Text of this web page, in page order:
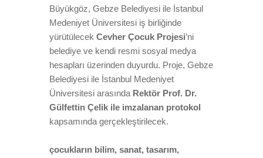
Büyükgöz, Gebze Belediyesi ile İstanbul
Medeniyet Üniversitesi iş birliğinde
yürütülecek Cevher Çocuk Projesi’ni
belediye ve kendi resmi sosyal medya
hesapları üzerinden duyurdu. Proje, Gebze
Belediyesi ile İstanbul Medeniyet
Üniversitesi arasında Rektör Prof. Dr.
Gülfettin Çelik ile imzalanan protokol
kapsamında gerçekleştirilecek.
çocukların bilim, sanat, tasarım,